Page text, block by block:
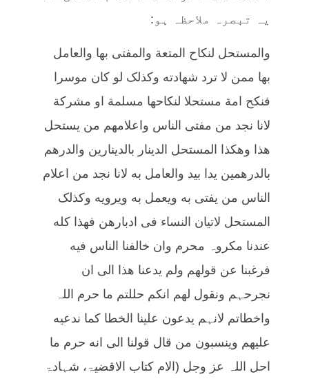
یہ تبصرہ ملاحظہ ہو:
والمستحل لنکاح المتعة والمفتی بها والعامل
بها ممن لا ترد شهادته وکذلک لو کان موسرا
فنکح امة مستحلا لنکاحها مسلمة او مشرکة
لانا نجد من مفتی الناس واعلامهم من یستحل
هذا وهکذا المستحل الدینار بالدینارین والدرهم
بالدرهمین یدا بید والعامل به لانا نجد من اعلام
الناس من یفتی به ویعمل به ویرویه وکذلک
المستحل لاتیان النساء فی ادبارهن فهذا کله
عندنا مکروہ محرم وان خالفنا الناس فیه
فرغبنا عن قولهم ولم یدعنا هذا الی ان
نجرحہم ونقول لهم انکم حللتم ما حرم اللہ
واخطاتم لانہم یدعون علینا الخطا کما ندعیه
علیهم وینسبون من قال قولنا الی انه حرم ما
احل اللہ عز وجل (الام کتاب الاقضیۃ، شہادۃ